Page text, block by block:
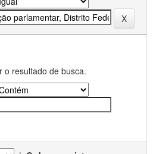
o resultado de busca.